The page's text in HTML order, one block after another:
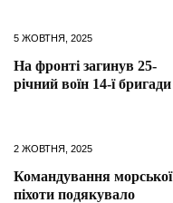
5 ЖОВТНЯ, 2025
На фронті загинув 25-
річний воїн 14-ї бригади
2 ЖОВТНЯ, 2025
Командування морської
піхоти подякувало